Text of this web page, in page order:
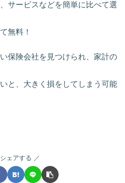
サービスなどを簡単に比べて選
無料！
保険会社を見つけられ、家計の
と、大きく損をしてしまう可能
シェアする